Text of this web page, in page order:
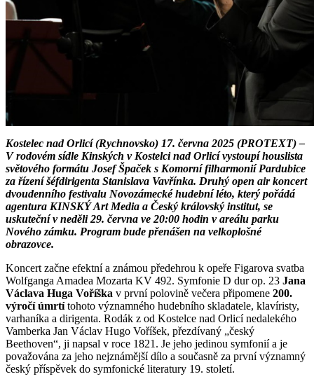
Kostelec nad Orlicí (Rychnovsko) 17. června 2025 (PROTEXT) –
V rodovém sídle Kinských v Kostelci nad Orlicí vystoupí houslista
světového formátu Josef Špaček s Komorní filharmonií Pardubice
za řízení šéfdirigenta Stanislava Vavřínka. Druhý open air koncert
dvoudenního festivalu Novozámecké hudební léto, který pořádá
agentura KINSKÝ Art Media a Český královský institut, se
uskuteční v neděli 29. června ve 20:00 hodin v areálu parku
Nového zámku. Program bude přenášen na velkoplošné
obrazovce.
Koncert začne efektní a známou předehrou k opeře Figarova svatba
Wolfganga Amadea Mozarta KV 492. Symfonie D dur op. 23 Jana
Václava Huga Voříška v první polovině večera připomene 200.
výročí úmrtítohoto významného hudebního skladatele, klavíristy,
varhaníka a dirigenta. Rodák z od Kostelce nad Orlicí nedalekého
Vamberka Jan Václav Hugo Voříšek, přezdívaný „český
Beethoven“, ji napsal v roce 1821. Je jeho jedinou symfonií a je
považována za jeho nejznámější dílo a současně za první významný
český příspěvek do symfonické literatury 19. století.